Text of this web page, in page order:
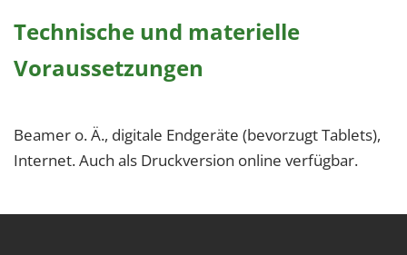
Technische und materielle
Voraussetzungen
Beamer o. Ä., digitale Endgeräte (bevorzugt Tablets),
Internet. Auch als Druckversion online verfügbar.